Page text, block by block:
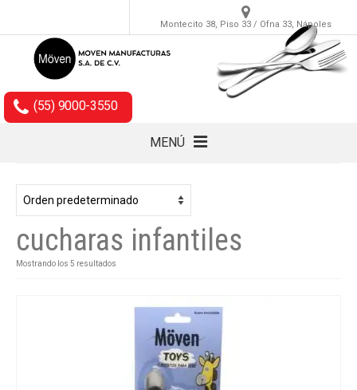
Montecito 38, Piso 33 / Ofna 33, Nápoles
(55) 9000-3550
MENÚ
Cubiertos
Accesorios
Empaques
cucharas infantiles
Mostrando los 5 resultados